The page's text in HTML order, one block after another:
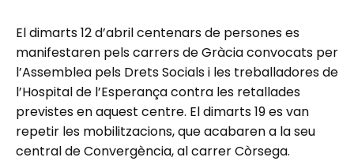
El dimarts 12 d’abril centenars de persones es
manifestaren pels carrers de Gràcia convocats per
l’Assemblea pels Drets Socials i les treballadores de
l’Hospital de l’Esperança contra les retallades
previstes en aquest centre. El dimarts 19 es van
repetir les mobilitzacions, que acabaren a la seu
central de Convergència, al carrer Còrsega.